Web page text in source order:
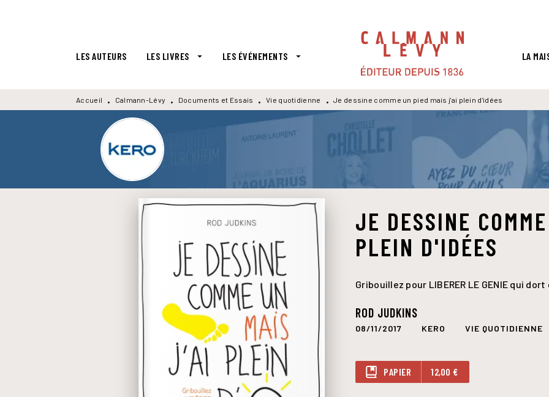
LES AUTEURS LES LIVRES arrow_drop_down LES ÉVÉNEMENTS arrow_drop_down LA
Accueil • Calmann-Lévy • Documents et Essais • Vie quotidienne • Je dessine comme un pied mais j'ai plein d'idées
JE DESSINE
PLEIN D'IDÉES
Gribouillez pour LIBERER LE GENIE qui dort
ROD JUDKINS
08/11/2017 KERO VIE QUOTIDIENNE
PAPIER 12,00 €